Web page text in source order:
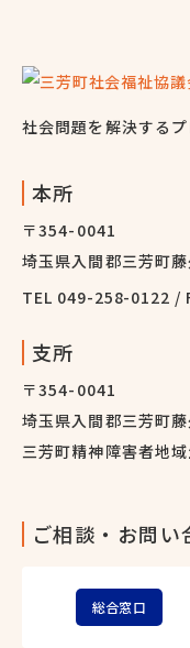
社会問題を解決する
本所
〒354-0041
埼玉県入間郡三芳町
TEL 049-258-0122 /
支所
〒354-0041
埼玉県入間郡三芳町
三芳町精神障害者地
ご相談・お問い
総合窓口